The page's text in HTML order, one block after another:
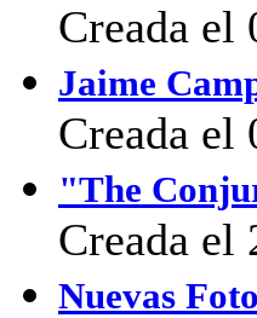
Creada el
Jaime
Creada el
"The
Creada
Nuevas